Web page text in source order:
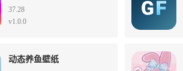
37.28
v1.0.0
动态养鱼壁纸